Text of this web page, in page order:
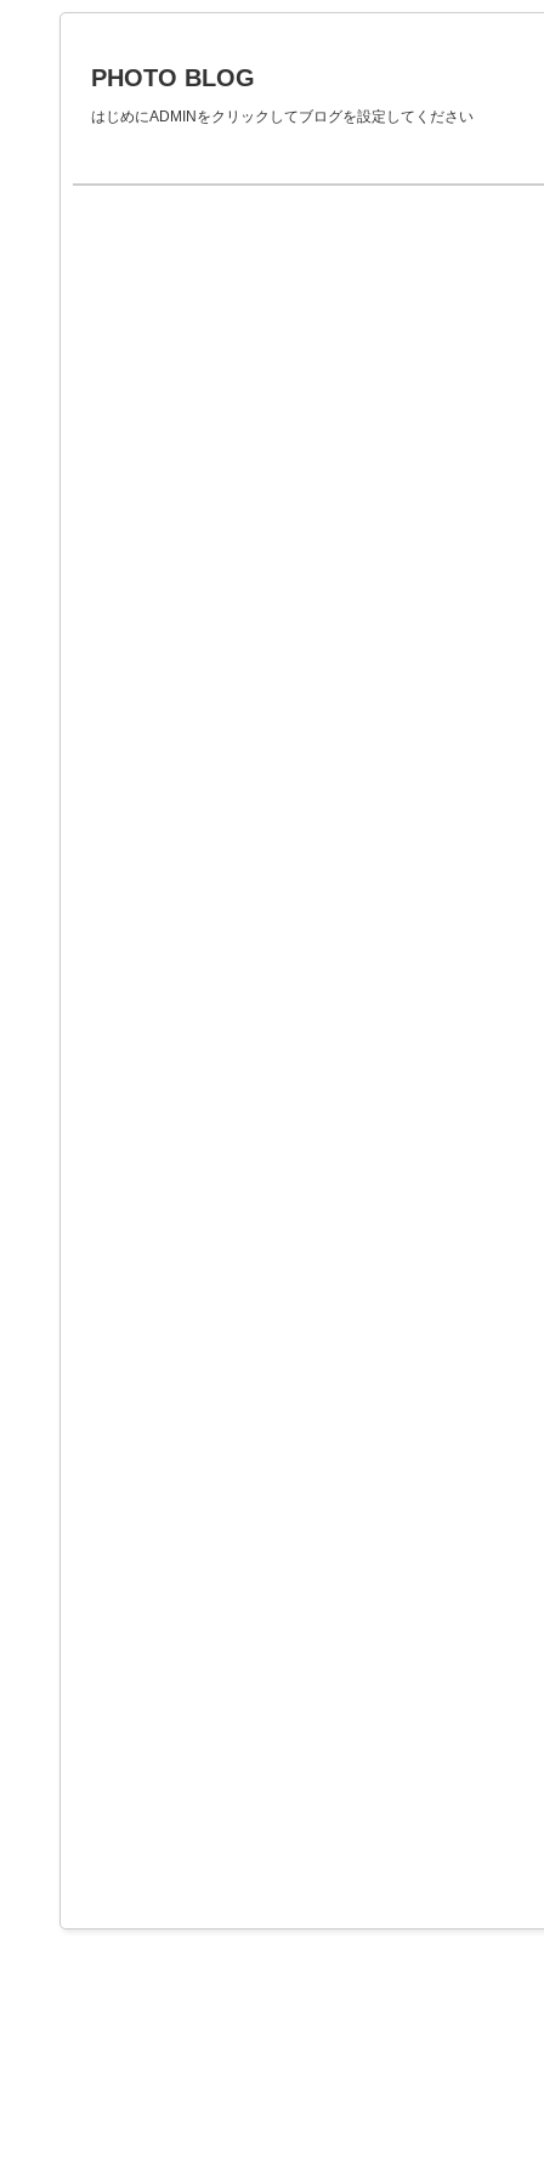
PHOTO BLOG
はじめにADMINをクリックしてブログを設定してください